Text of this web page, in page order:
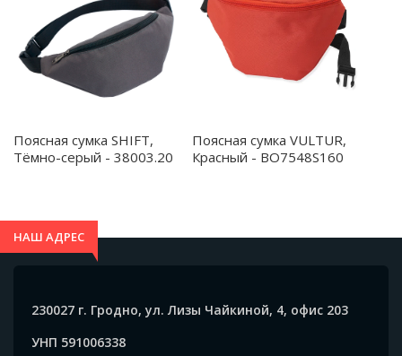
Поясная сумка SHIFT,
Тёмно-серый - 38003.20
Поясная сумка VULTUR,
Красный - BO7548S160
НАШ АДРЕС
230027 г. Гродно, ул. Лизы Чайкиной, 4, офис 203
УНП 591006338